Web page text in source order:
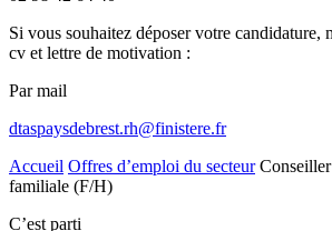
Si vous souhaitez déposer votre candidature,
cv et lettre de motivation :
Par mail
dtaspaysdebrest.rh@finistere.fr
Accueil Offres d’emploi du secteur
familiale (F/H)
C’est parti